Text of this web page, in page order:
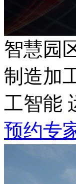
智慧园
制造加
工智能
预约专